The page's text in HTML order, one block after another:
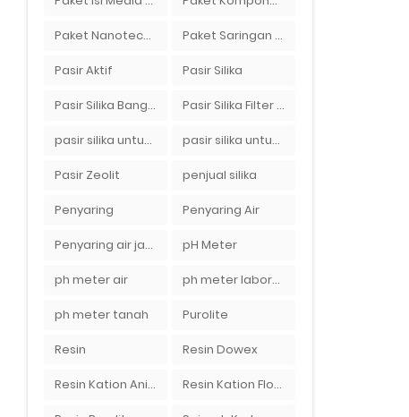
Paket Nanotech Filter Air Paket Saringan Filter Air
Pasir Aktif Pasir Silika
Pasir Silika Bangka Pasir Silika Filter Air
pasir silika untuk boiler pasir silika untuk filter air
Pasir Zeolit penjual silika
Penyaring Penyaring Air
Penyaring air jakarta pH Meter
ph meter air ph meter laboratorium
ph meter tanah Purolite
Resin Resin Dowex
Resin Kation Anion Resin Kation Flotrol